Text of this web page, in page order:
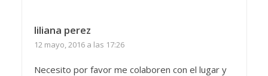
liliana perez
12 mayo, 2016 a las 17:26
Necesito por favor me colaboren con el lugar y